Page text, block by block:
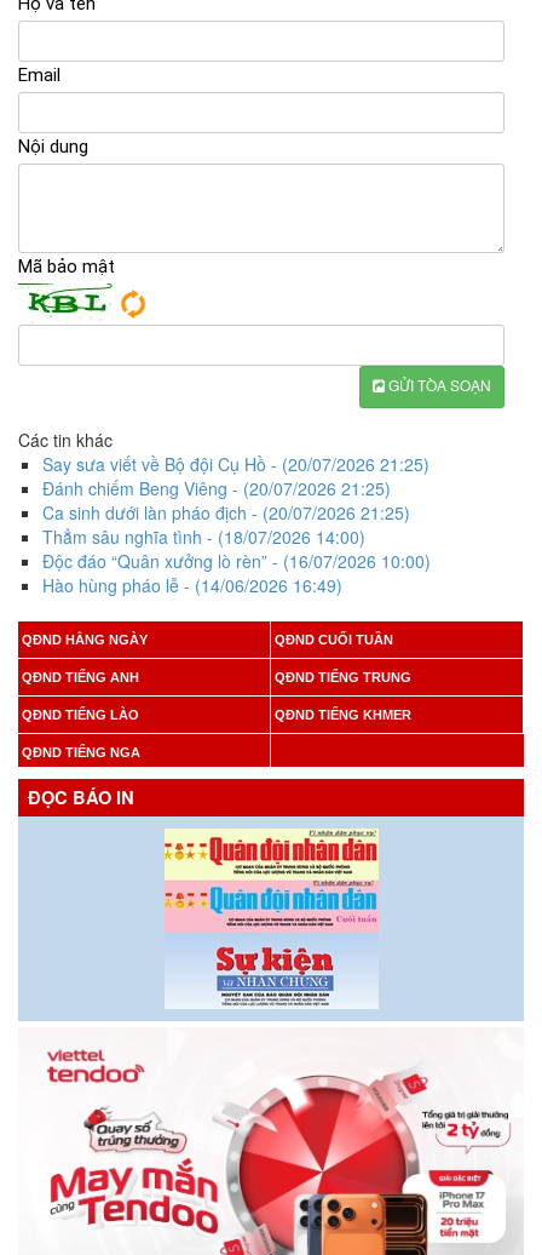
Email
Nội dung
Mã bảo mật
GỬI TÒA SOẠN
Các tin khác
Say sưa viết về Bộ đội Cụ Hồ - (20/07/2026 21:25)
Đánh chiếm Beng Viêng - (20/07/2026 21:25)
Ca sinh dưới làn pháo địch - (20/07/2026 21:25)
Thẳm sâu nghĩa tình - (18/07/2026 14:00)
Độc đáo “Quân xưởng lò rèn” - (16/07/2026 10:00)
Hào hùng pháo lễ - (14/06/2026 16:49)
QĐND HẰNG NGÀY QĐND CUỐI TUẦN
QĐND TIẾNG ANH QĐND TIẾNG TRUNG
QĐND TIẾNG LÀO QĐND TIẾNG KHMER
QĐND TIẾNG NGA
ĐỌC BÁO IN